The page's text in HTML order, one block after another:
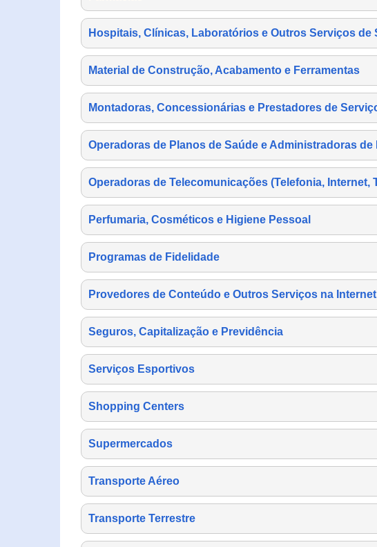
Hospitais, Clínicas, Laboratórios e Outros Serviços de
Material de Construção, Acabamento e Ferramentas
Montadoras, Concessionárias e Prestadores de
Operadoras de Planos de Saúde e Administradoras
Operadoras de Telecomunicações (Telefonia, Internet,
Perfumaria, Cosméticos e Higiene Pessoal
Programas de Fidelidade
Provedores de Conteúdo e Outros Serviços na Internet
Seguros, Capitalização e Previdência
Serviços Esportivos
Shopping Centers
Supermercados
Transporte Aéreo
Transporte Terrestre